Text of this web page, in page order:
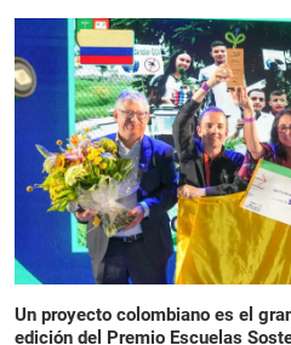
Un proyecto colombiano es el
edición del Premio Escuelas